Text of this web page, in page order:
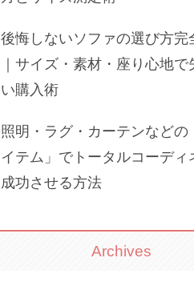
後悔しないソファの選び方完
｜サイズ・素材・座り心地で
い購入術
照明・ラグ・カーテンなどの
イテム」でトータルコーディ
成功させる方法
Archives